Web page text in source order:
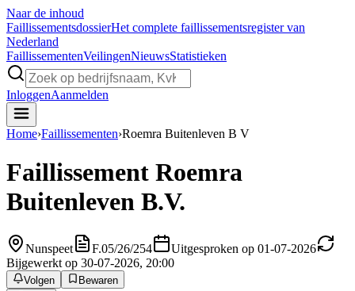
Naar de inhoud
FaillissementsdossierHet complete faillissementsregister van
Nederland
FaillissementenVeilingenNieuwsStatistieken
InloggenAanmelden
Home›Faillissementen›Roemra Buitenleven B V
Faillissement Roemra
Buitenleven B.V.
Nunspeet F.05/26/254
Uitgesproken op 01-07-2026
Bijgewerkt op 30-07-2026, 20:00
Volgen
Bewaren